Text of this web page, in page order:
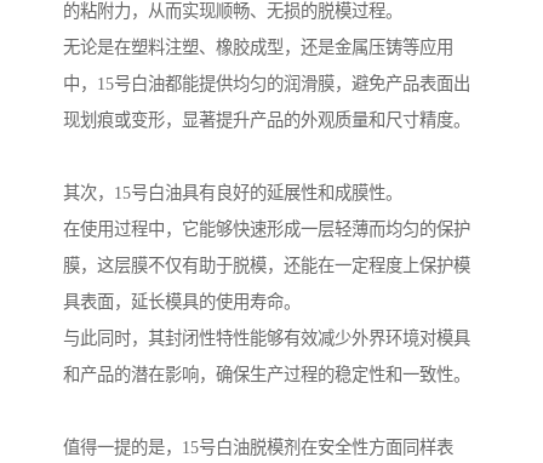
的粘附力，从而实现顺畅、无损的脱模过程。
无论是在塑料注塑、橡胶成型，还是金属压铸等应用
中，15号白油都能提供均匀的润滑膜，避免产品表面出
现划痕或变形，显著提升产品的外观质量和尺寸精度。
其次，15号白油具有良好的延展性和成膜性。
在使用过程中，它能够快速形成一层轻薄而均匀的保护
膜，这层膜不仅有助于脱模，还能在一定程度上保护模
具表面，延长模具的使用寿命。
与此同时，其封闭性特性能够有效减少外界环境对模具
和产品的潜在影响，确保生产过程的稳定性和一致性。
值得一提的是，15号白油脱模剂在安全性方面同样表